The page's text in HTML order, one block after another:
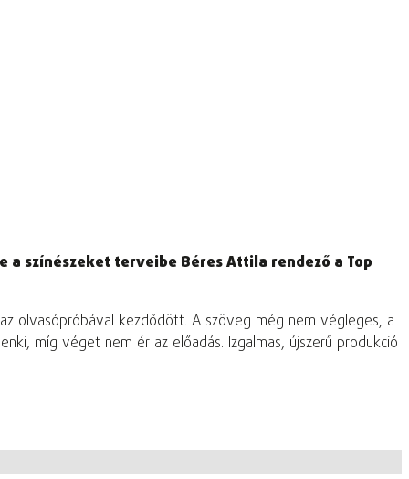
színészeket terveibe Béres Attila rendező a Top
olvasópróbával kezdődött. A szöveg még nem végleges, a
míg véget nem ér az előadás. Izgalmas, újszerű produkció